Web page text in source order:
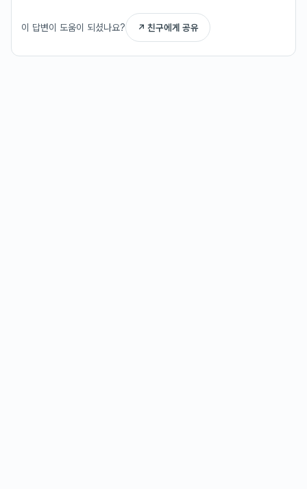
이 답변이 도움이 되셨나요? ↗ 친구에게 공유